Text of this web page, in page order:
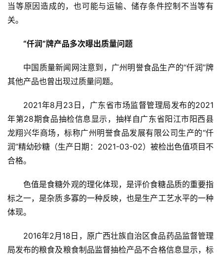
页
当等原因造成的，也可能与运输、储存条件控制不当等有
关。
“仟润”牌产品多次曝出质量问题
中国质量新闻网注意到，广州明誉食品生产的“仟润”牌
其他产品也曾出现过质量问题。
2021年8月23日，广东省市场监督管理局发布的2021
年第28期食品抽检信息显示，抽样自广东省阳江市阳西县
龙翔兴华商场，标称广州明誉食品发展有限公司生产的“仟
润”精幼砂糖（生产日期：2021-03-02）被检出色值项目不
合格。
色值是食糖外观的理化体现，是评价食糖品质的重要指
标之一，是杂质多寡的一种反映，也是生产工艺水平的一种
体现。
2016年2月18日，原广西壮族自治区食品药品监督管理
局发布的粮食及粮食制品监督抽检产品不合格信息显示，标